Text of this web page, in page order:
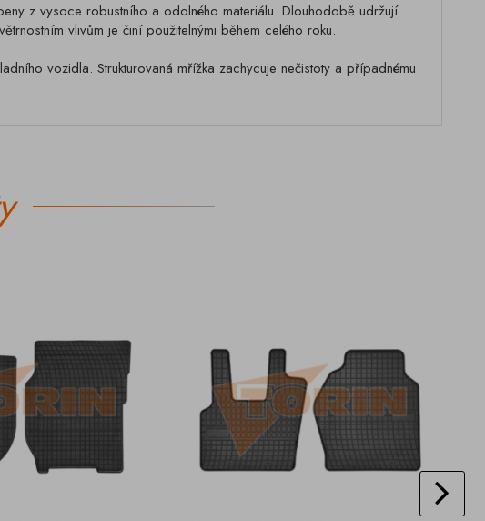
z vysoce robustního a odolného materiálu. Dlouhodobě udržují
vlivům je činí použitelnými během celého roku.
vozidla. Strukturovaná mřížka zachycuje nečistoty a případnému